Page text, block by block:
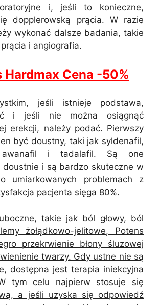
i, jeśli to konieczne,
dopplerowską prącia. W razie
wykonać dalsze badania, takie
i angiografia.
Hardmax Cena -50%
jeśli istnieje podstawa,
i jeśli nie można osiągnąć
erekcji, należy podać. Pierwszy
być doustny, taki jak syldenafil,
awanafil i tadalafil. Są one
doustnie i są bardzo skuteczne w
umiarkowanych problemach z
pacjenta sięga 80%.
takie jak ból głowy, ból
żołądkowo-jelitowe, Potens
przekrwienie błony śluzowej
twarzy. Gdy ustne nie są
dostępna jest terapia iniekcyjna
tym celu najpierw stosuje się
a jeśli uzyska się odpowiedź